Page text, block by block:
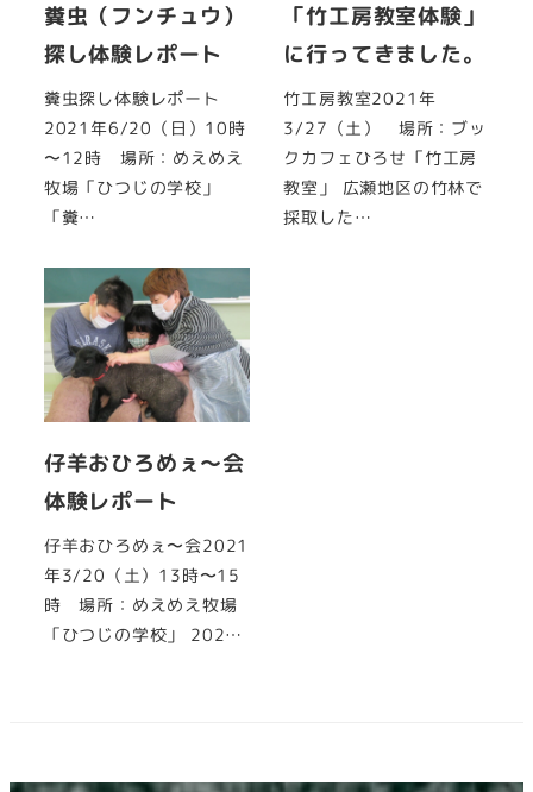
糞虫（フンチュウ）
探し体験レポート
糞虫探し体験レポート
2021年6/20（日）10時
〜12時 場所：めえめえ
牧場「ひつじの学校」
「糞…
「竹工房教室体験」
に行ってきました。
竹工房教室2021年
3/27（土） 場所：ブッ
クカフェひろせ「竹工房
教室」 広瀬地区の竹林で
採取した…
仔羊おひろめぇ～会
体験レポート
仔羊おひろめぇ〜会2021
年3/20（土）13時〜15
時 場所：めえめえ牧場
「ひつじの学校」 202…